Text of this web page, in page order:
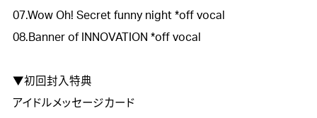
07.Wow Oh! Secret funny night *off vocal
08.Banner of INNOVATION *off vocal
▼初回封入特典
アイドルメッセージカード